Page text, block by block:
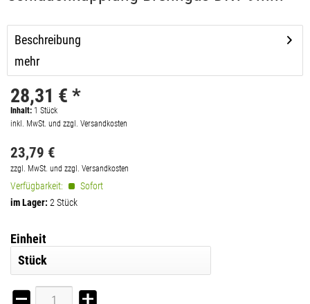
Beschreibung
mehr
28,31 € *
Inhalt: 1 Stück
inkl. MwSt. und zzgl. Versandkosten
23,79 €
zzgl. MwSt. und zzgl. Versandkosten
Verfügbarkeit:
Sofort
im Lager: 2 Stück
Einheit